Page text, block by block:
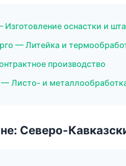
оснастки и
— Литейка и
производство
Листо- и
Северо-